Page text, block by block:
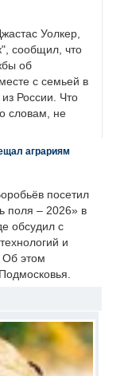
Уолкер,
сообщил, что
об
с семьей в
России. Что
словам, не
аграриям
посетил
поля – 2026» в
обсудил с
и
Об этом